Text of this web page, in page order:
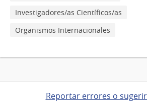
Investigadores/as Científicos/as
Organismos Internacionales
Reportar errores o